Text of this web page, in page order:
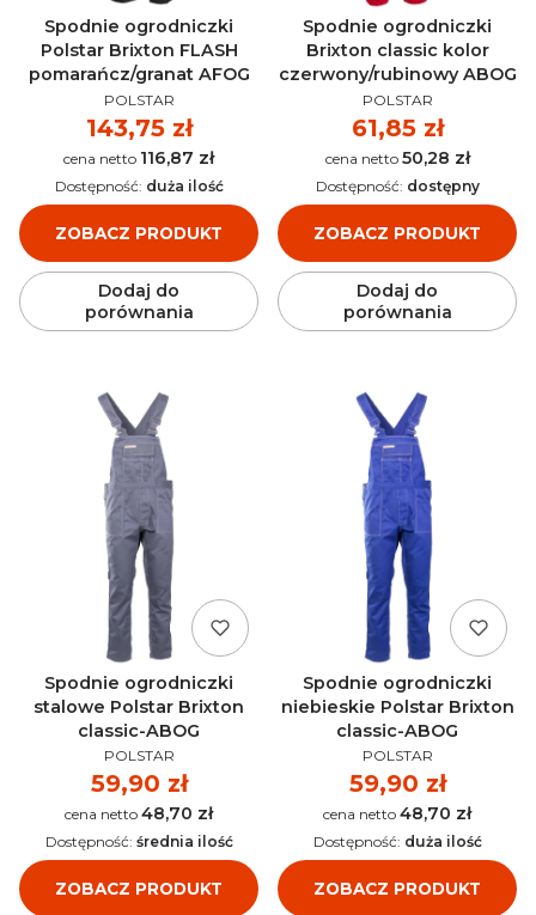
Spodnie ogrodniczki
Polstar Brixton FLASH
pomarańcz/granat AFOG
PRODUCENT
POLSTAR
Cena
143,75 zł
Cena 116,87 zł
ZOBACZ PRODUKT
Dostępność: duża ilość
Dodaj do
porównania
Spodnie ogrodniczki
Brixton classic kolor
czerwony/rubinowy ABOG
PRODUCENT
POLSTAR
Cena
61,85 zł
Cena 50,28 zł
ZOBACZ PRODUKT
Dostępność: dostępny
Dodaj do
porównania
Spodnie ogrodniczki
stalowe Polstar Brixton
classic-ABOG
PRODUCENT
POLSTAR
Cena
59,90 zł
Cena 48,70 zł
ZOBACZ PRODUKT
Dostępność: średnia ilość
Spodnie ogrodniczki
niebieskie Polstar Brixton
classic-ABOG
PRODUCENT
POLSTAR
Cena
59,90 zł
Cena 48,70 zł
ZOBACZ PRODUKT
Dostępność: duża ilość